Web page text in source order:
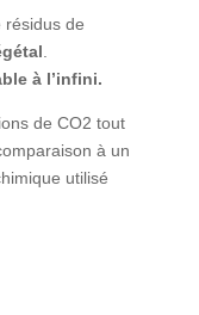
résidus de
à l’infini.
de CO2 tout
à un
utilisé